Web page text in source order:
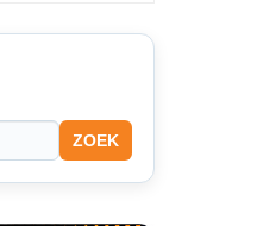
ZOEK